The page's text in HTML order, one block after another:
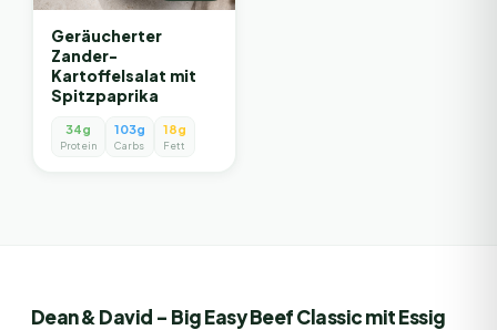
Geräucherter
Zander-
Kartoffelsalat mit
Spitzpaprika
34g
Protein
103g
Carbs
18g
Fett
Dean & David - Big Easy Beef Classic mit Essig